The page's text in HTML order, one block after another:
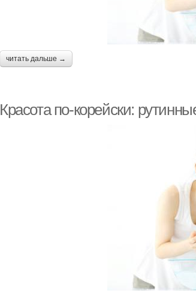
читать дальше →
Красота по-корейски: